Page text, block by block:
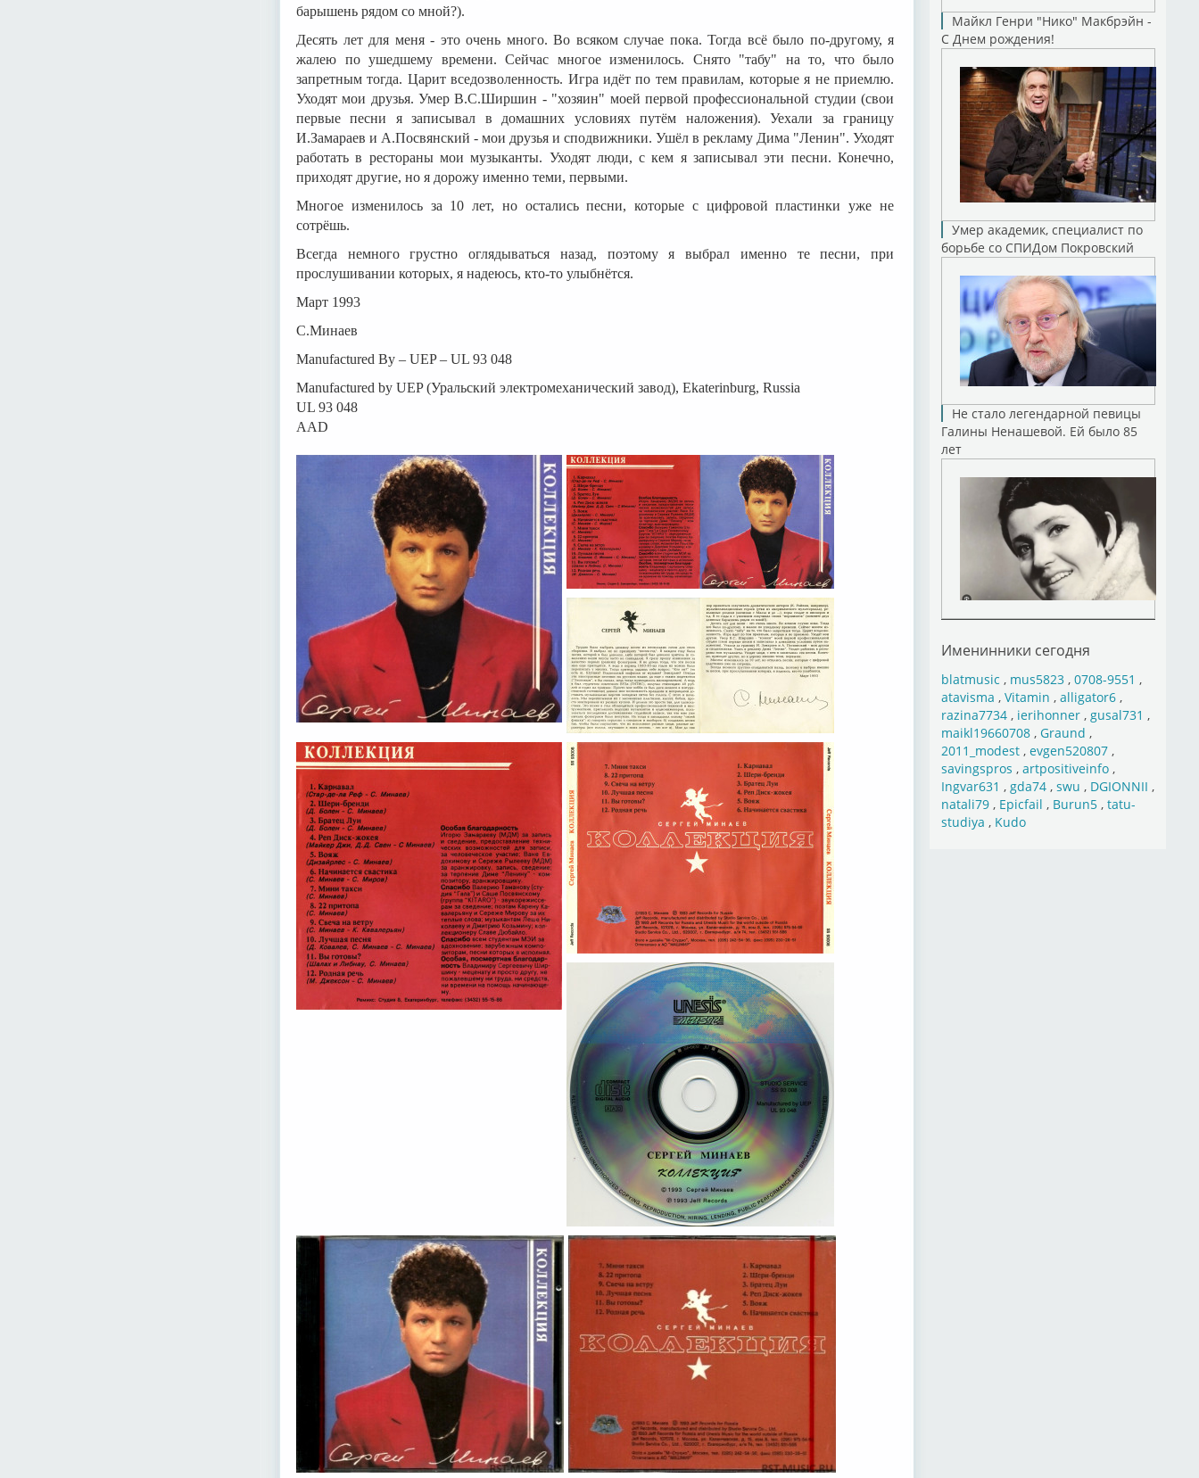
барышень рядом со мной?).
Десять лет для меня - это очень много. Во всяком случае пока. Тогда всё было по-другому, я
жалею по ушедшему времени. Сейчас многое изменилось. Снято "табу" на то, что было
запретным тогда. Царит вседозволенность. Игра идёт по тем правилам, которые я не приемлю.
Уходят мои друзья. Умер В.С.Ширшин - "хозяин" моей первой профессиональной студии (свои
первые песни я записывал в домашних условиях путём наложения). Уехали за границу
И.Замараев и А.Посвянский - мои друзья и сподвижники. Ушёл в рекламу Дима "Ленин". Уходят
работать в рестораны мои музыканты. Уходят люди, с кем я записывал эти песни. Конечно,
приходят другие, но я дорожу именно теми, первыми.
Многое изменилось за 10 лет, но остались песни, которые с цифровой пластинки уже не
сотрёшь.
Всегда немного грустно оглядываться назад, поэтому я выбрал именно те песни, при
прослушивании которых, я надеюсь, кто-то улыбнётся.
Март 1993
С.Минаев
Manufactured By – UEP – UL 93 048
Manufactured by UEP (Уральский электромеханический завод), Ekaterinburg, Russia
UL 93 048
AAD
Майкл Генри "Нико" Макбрэйн -
С Днем рождения!
Умер академик, специалист по
борьбе со СПИДом Покровский
Не стало легендарной певицы
Галины Ненашевой. Ей было 85
лет
Именинники сегодня
blatmusic , mus5823, 0708-9551 ,
atavisma , Vitamin , alligator6,
razina7734, ierihonner, gusal731 ,
maikl19660708, Graund ,
2011_modest, evgen520807,
savingspros , artpositiveinfo,
Ingvar631 , gda74, swu , DGIONNII ,
natali79, Epicfail , Burun5, tatu-
studiya , Kudo